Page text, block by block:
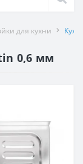
для кухни
0,6 мм